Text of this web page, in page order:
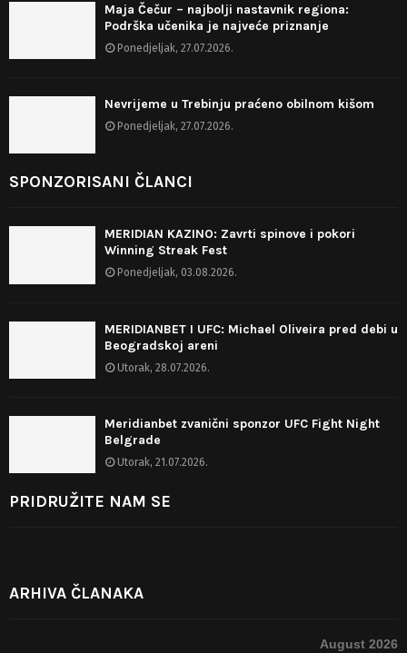
Maja Čečur – najbolji nastavnik regiona:
Podrška učenika je najveće priznanje
Ponedjeljak, 27.07.2026.
Nevrijeme u Trebinju praćeno obilnom kišom
Ponedjeljak, 27.07.2026.
SPONZORISANI ČLANCI
MERIDIAN KAZINO: Zavrti spinove i pokori
Winning Streak Fest
Ponedjeljak, 03.08.2026.
MERIDIANBET I UFC: Michael Oliveira pred debi u
Beogradskoj areni
Utorak, 28.07.2026.
Meridianbet zvanični sponzor UFC Fight Night
Belgrade
Utorak, 21.07.2026.
PRIDRUŽITE NAM SE
ARHIVA ČLANAKA
August 2026